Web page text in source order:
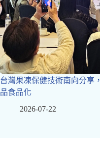
台灣果凍保健技術南向分享
品食品化
2026-07-22